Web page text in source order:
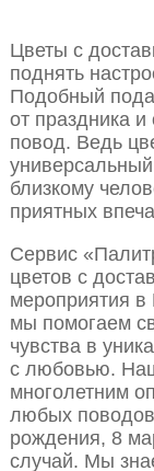
Цветы с
поднять
Подобный
от праздника
повод. Ведь
близкому
приятных
Сервис
цветов с
мероприятия
мы помогаем
чувства в
с любовью.
многолетним
любых
рождения, 8
случай. Мы